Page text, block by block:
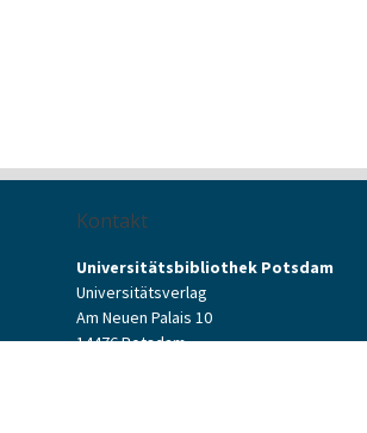
Kontakt
Universitätsbibliothek Potsdam
Universitätsverlag
Am Neuen Palais 10
14476 Potsdam